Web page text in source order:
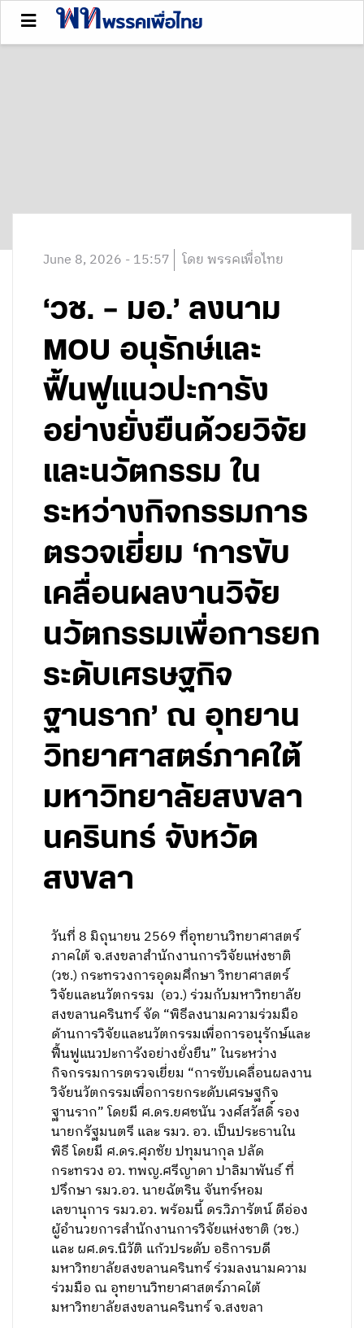
June 8, 2026 - 15:57 โดย พรรคเพื่อไทย
‘วช. – มอ.’ ลงนาม
MOU อนุรักษ์และ
ฟื้นฟูแนวปะการัง
อย่างยั่งยืนด้วยวิจัย
และนวัตกรรม ใน
ระหว่างกิจกรรมการ
ตรวจเยี่ยม ‘การขับ
เคลื่อนผลงานวิจัย
นวัตกรรมเพื่อการยก
ระดับเศรษฐกิจ
ฐานราก’ ณ อุทยาน
วิทยาศาสตร์ภาคใต้
มหาวิทยาลัยสงขลา
นครินทร์ จังหวัด
สงขลา
วันที่ 8 มิถุนายน 2569 ที่อุทยานวิทยาศาสตร์
ภาคใต้ จ.สงขลาสำนักงานการวิจัยแห่งชาติ
(วช.) กระทรวงการอุดมศึกษา วิทยาศาสตร์
วิจัยและนวัตกรรม (อว.) ร่วมกับมหาวิทยาลัย
สงขลานครินทร์ จัด “พิธีลงนามความร่วมมือ
ด้านการวิจัยและนวัตกรรมเพื่อการอนุรักษ์และ
ฟื้นฟูแนวปะการังอย่างยั่งยืน” ในระหว่าง
กิจกรรมการตรวจเยี่ยม “การขับเคลื่อนผลงาน
วิจัยนวัตกรรมเพื่อการยกระดับเศรษฐกิจ
ฐานราก” โดยมี ศ.ดร.ยศชนัน วงศ์สวัสดิ์ รอง
นายกรัฐมนตรี และ รมว. อว. เป็นประธานใน
พิธี โดยมี ศ.ดร.ศุภชัย ปทุมนากุล ปลัด
กระทรวง อว. ทพญ.ศรีญาดา ปาลิมาพันธ์ ที่
ปรึกษา รมว.อว. นายฉัตริน จันทร์หอม
เลขานุการ รมว.อว. พร้อมนี้ ดร.วิภารัตน์ ดีอ่อง
ผู้อำนวยการสำนักงานการวิจัยแห่งชาติ (วช.)
และ ผศ.ดร.นิวัติ แก้วประดับ อธิการบดี
มหาวิทยาลัยสงขลานครินทร์ ร่วมลงนามความ
ร่วมมือ ณ อุทยานวิทยาศาสตร์ภาคใต้
มหาวิทยาลัยสงขลานครินทร์ จ.สงขลา